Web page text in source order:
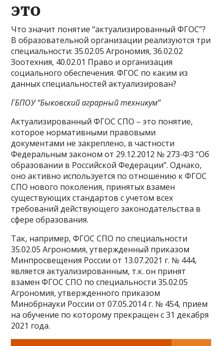
это
Что значит понятие “актуализированный ФГОС”?
В образовательной организации реализуются три
специальности: 35.02.05 Агрономия, 36.02.02
Зоотехния, 40.02.01 Право и организация
социального обеспечения. ФГОС по каким из
данных специальностей актуализирован?
ГБПОУ “Быковский аграрный техникум”
Актуализированный ФГОС СПО – это понятие,
которое нормативными правовыми
документами не закреплено, в частности
Федеральным законом от 29.12.2012 № 273-ФЗ “Об
образовании в Российской Федерации”. Однако,
оно активно используется по отношению к ФГОС
СПО нового поколения, принятых взамен
существующих стандартов с учетом всех
требований действующего законодательства в
сфере образования.
Так, например, ФГОС СПО по специальности
35.02.05 Агрономия, утвержденный приказом
Минпросвещения России от 13.07.2021 г. № 444,
является актуализированным, т.к. он принят
взамен ФГОС СПО по специальности 35.02.05
Агрономия, утвержденного приказом
Минобрнауки России от 07.05.2014 г. № 454, прием
на обучение по которому прекращен с 31 декабря
2021 года.